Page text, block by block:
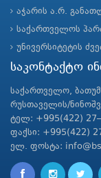
აჭარის ა.რ.
საქართველოს
უნივერსიტეტის
საკონტაქტო
საქართველო,
რუსთაველის/
ტელ: +995(422)
ფაქსი: +995(422)
ელ. ფოსტა: